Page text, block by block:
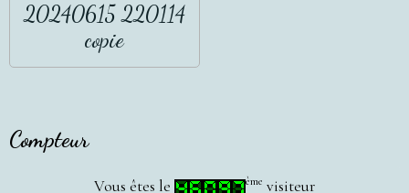
20240615 220114
copie
Compteur
Vous êtes le ème visiteur